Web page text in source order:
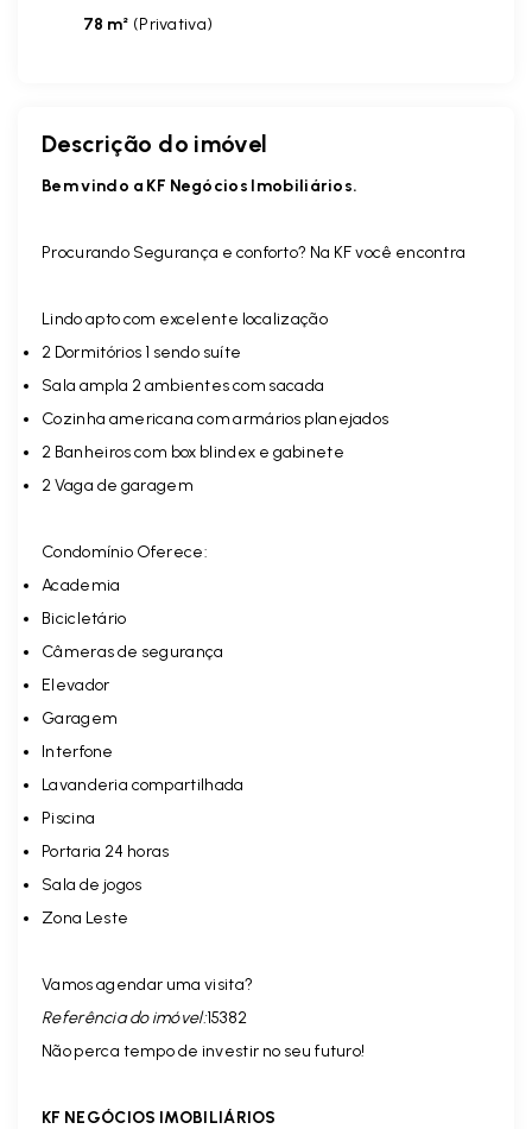
78 m² (Privativa)
Descrição do imóvel
Bem vindo a KF Negócios Imobiliários.
Procurando Segurança e conforto? Na KF você encontra
Lindo apto com excelente localização
2 Dormitórios 1 sendo suíte
Sala ampla 2 ambientes com sacada
Cozinha americana com armários planejados
2 Banheiros com box blindex e gabinete
2 Vaga de garagem
Condomínio Oferece:
Academia
Bicicletário
Câmeras de segurança
Elevador
Garagem
Interfone
Lavanderia compartilhada
Piscina
Portaria 24 horas
Sala de jogos
Zona Leste
Vamos agendar uma visita?
Referência do imóvel:15382
Não perca tempo de investir no seu futuro!
KF NEGÓCIOS IMOBILIÁRIOS